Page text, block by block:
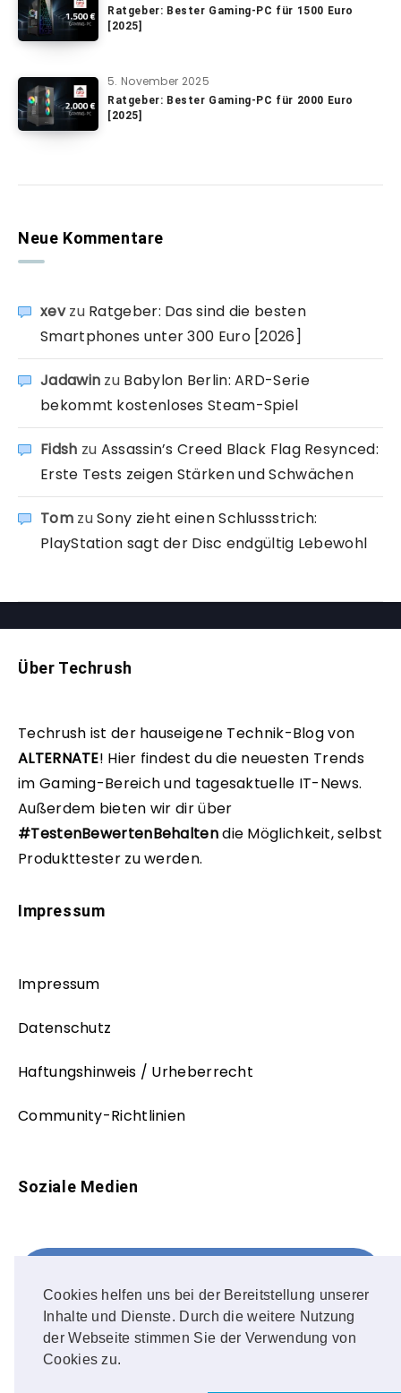
Cookies helfen uns bei der Bereitstellung unserer
Inhalte und Dienste. Durch die weitere Nutzung
der Webseite stimmen Sie der Verwendung von
Cookies zu.
Ratgeber: Bester Gaming-PC für 1500 Euro
[2025]
5. November 2025
Ratgeber: Bester Gaming-PC für 2000 Euro
[2025]
Neue Kommentare
xevzu Ratgeber: Das sind die besten
Smartphones unter 300 Euro [2026]
Jadawin zu Babylon Berlin: ARD-Serie
bekommt kostenloses Steam-Spiel
Fidsh zu Assassin’s Creed Black Flag Resynced:
Erste Tests zeigen Stärken und Schwächen
TomzuSony zieht einen Schlussstrich:
PlayStation sagt der Disc endgültig Lebewohl
Über Techrush
Techrush ist der hauseigene Technik-Blog von
ALTERNATE! Hier findest du die neuesten Trends
im Gaming-Bereich und tagesaktuelle IT-News.
Außerdem bieten wir dir über
#TestenBewertenBehaltendie Möglichkeit, selbst
Produkttester zu werden.
Impressum
Impressum
Datenschutz
Haftungshinweis / Urheberrecht
Community-Richtlinien
Soziale Medien
FOLLOW ME!
Instagram
OUR PHOTOS!